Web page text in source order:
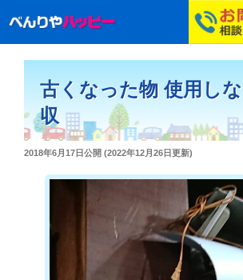
古くなった物 使用し
収
投
2018年6月17日公開 (2022年12月26日更新)